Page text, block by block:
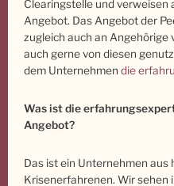
Clearingstelle und verweisen
Angebot. Das Angebot der
zugleich auch an Angehörige
auch gerne von diesen
dem Unternehmen die
Was ist die
Angebot?
Das ist ein Unternehmen
Krisenerfahrenen. Wir sehen